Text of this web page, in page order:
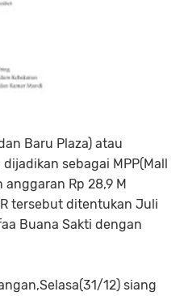
Baru Plaza) atau
sebagai MPP(Mall
Rp 28,9 M
tersebut ditentukan Juli
Buana Sakti dengan
12) siang